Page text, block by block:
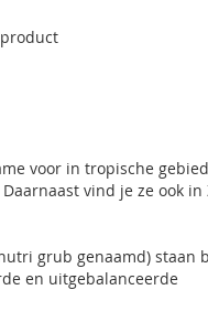
voor in tropische
vind je ze ook in
grub genaamd) staan
en uitgebalanceerde